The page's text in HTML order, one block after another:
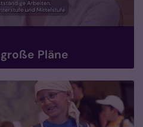
Pläne